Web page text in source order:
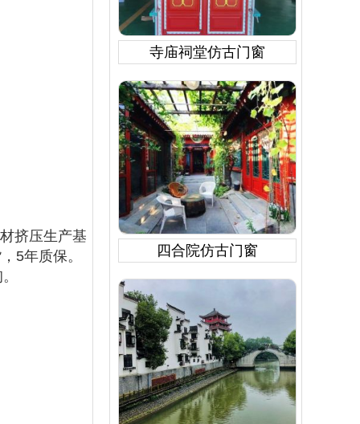
挤压生产基
5年质保。
寺庙祠堂仿古门窗
四合院仿古门窗